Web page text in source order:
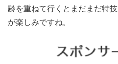
齢を重ねて行くとまだまだ特
が楽しみですね。